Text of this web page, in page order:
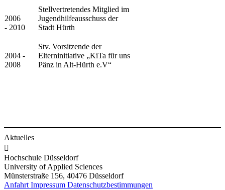
2006
- 2010
Stellvertretendes Mitglied im
Jugendhilfeausschuss der
Stadt Hürth
​​2004 -
2008
​​Stv. Vorsitzende der
Elterninitiative „KiTa für uns
Pänz in Alt-Hürth e.V“​​
Aktuelles

Hochschule Düsseldorf
University of Applied Sciences
Münsterstraße 156, 40476 Düsseldorf
Anfahrt Impressum Datenschutzbestimmungen